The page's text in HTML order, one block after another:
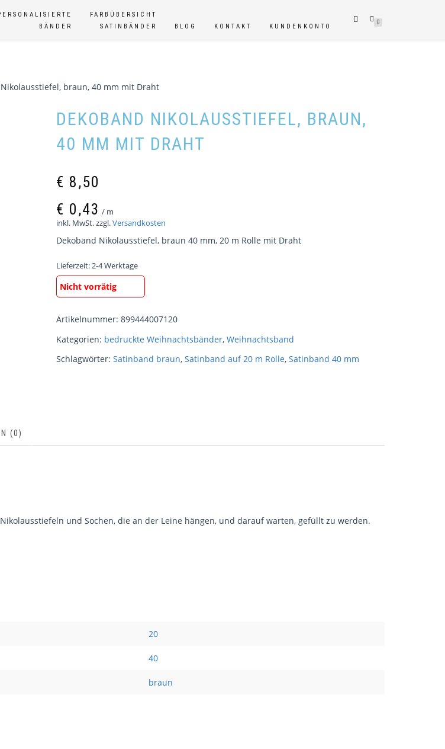
BÄNDER
FARBÜBERSICHT
SATINBÄNDER
BLOG KONTAKT KUNDENKONTO
0
braun, 40 mm mit Draht
DEKOBAND NIKOLAUSSTIEFEL, BRAUN,
40 MM MIT DRAHT
€ 8,50
€ 0,43 / m
inkl. MwSt.zzgl.Versandkosten
Dekoband Nikolausstiefel, braun 40 mm, 20 m Rolle mit Draht
Lieferzeit:2-4 Werktage
Nicht vorrätig
Artikelnummer: 899444007120
Kategorien: bedruckte Weihnachtsbänder, Weihnachtsband
Schlagwörter: Satinband braun, Satinband auf 20 m Rolle, Satinband 40 mm
(0)
und Sochen, die an der Leine hängen, und darauf warten, gefüllt zu werden.
20
40
braun